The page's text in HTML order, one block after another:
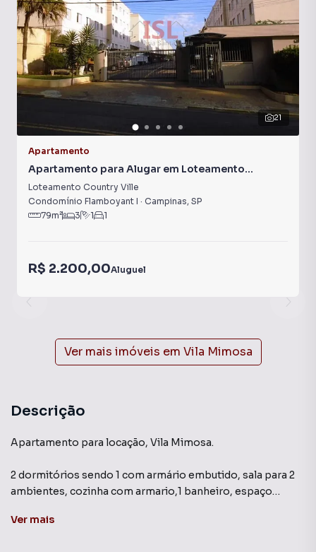
21
Apartamento
Apartamento para Alugar em Loteamento
Country Ville
Loteamento Country Ville
Condomínio Flamboyant I · Campinas, SP
79m² 3 1 1
R$ 2.200,00Aluguel
Ver mais imóveis em Vila Mimosa
Descrição
Apartamento para locação, Vila Mimosa.
2 dormitórios sendo 1 com armário embutido, sala para 2
ambientes, cozinha com armario,1 banheiro, espaço
Ver mais